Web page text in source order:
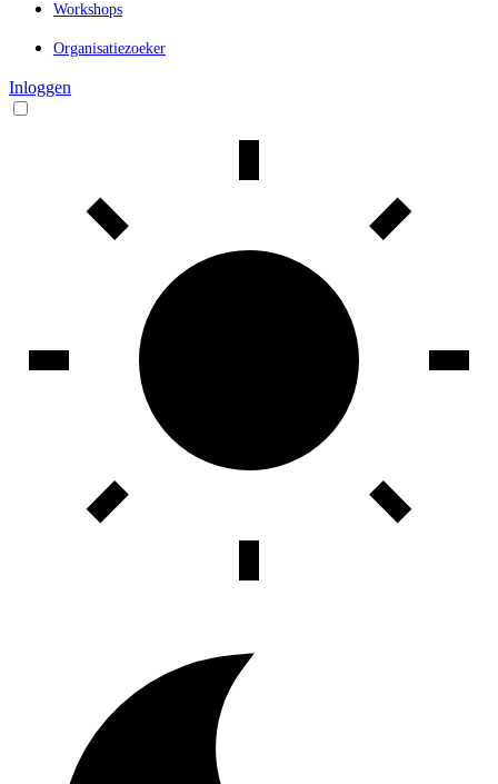
Workshops
Organisatiezoeker
Inloggen